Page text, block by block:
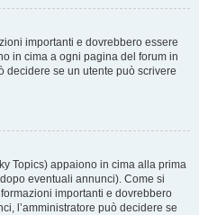
importanti e dovrebbero essere
in cima a ogni pagina del forum in
decidere se un utente può scrivere
Topics) appaiono in cima alla prima
eventuali annunci). Come si
importanti e dovrebbero
l’amministratore può decidere se